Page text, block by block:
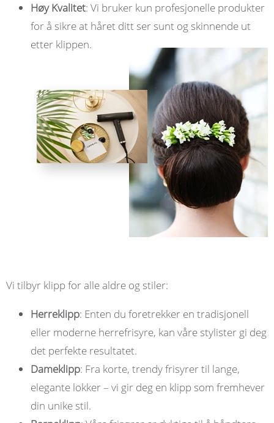
Høy Kvalitet: Vi bruker kun profesjonelle produkter
for å sikre at håret ditt ser sunt og skinnende ut
etter klippen.
Vi tilbyr klipp for alle aldre og stiler:
Herreklipp: Enten du foretrekker en tradisjonell
eller moderne herrefrisyre, kan våre stylister gi deg
det perfekte resultatet.
Dameklipp: Fra korte, trendy frisyrer til lange,
elegante lokker – vi gir deg en klipp som fremhever
din unike stil.